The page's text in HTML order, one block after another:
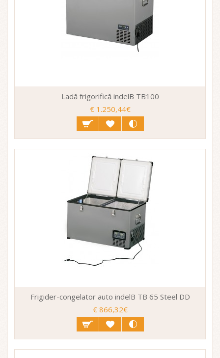
Ladă frigorifică indelB TB100
€ 1.250,44€
Frigider-congelator auto indelB TB 65 Steel DD
€ 866,32€